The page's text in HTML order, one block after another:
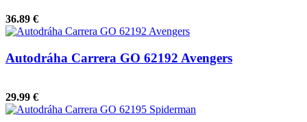
36.89 €
Autodráha Carrera GO 62192 Avengers
29.99 €